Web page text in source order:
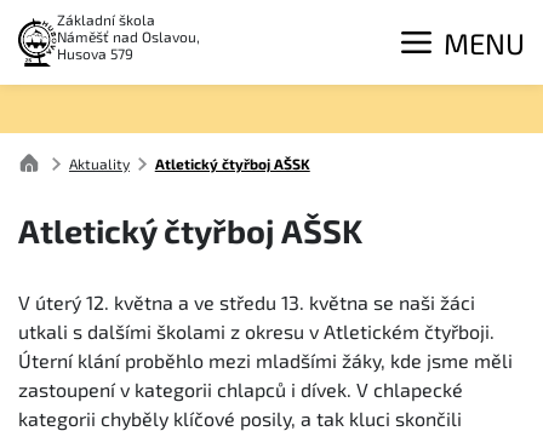
Základní škola
Náměšť nad Oslavou,
Husova 579
MENU
Aktuality Atletický čtyřboj AŠSK
Atletický čtyřboj AŠSK
V úterý 12. května a ve středu 13. května se naši žáci
utkali s dalšími školami z okresu v Atletickém čtyřboji.
Úterní klání proběhlo mezi mladšími žáky, kde jsme měli
zastoupení v kategorii chlapců i dívek. V chlapecké
kategorii chyběly klíčové posily, a tak kluci skončili